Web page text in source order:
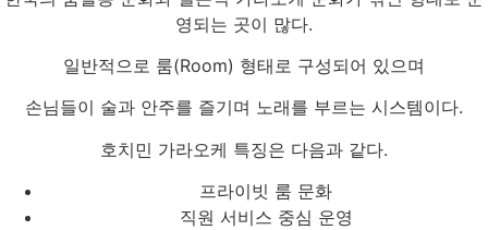
영되는 곳이 많다.
일반적으로 룸(Room) 형태로 구성되어 있으며
손님들이 술과 안주를 즐기며 노래를 부르는 시스템이다.
호치민 가라오케 특징은 다음과 같다.
프라이빗 룸 문화
직원 서비스 중심 운영